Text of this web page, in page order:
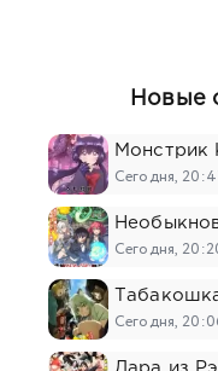
Новые
Монстрик
Сегодня,
Сегодня,
Сегодня,
Дара из